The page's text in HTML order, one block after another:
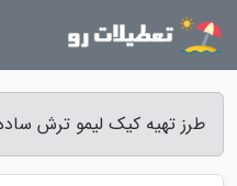
طرز تهیه کیک لیمو ترش